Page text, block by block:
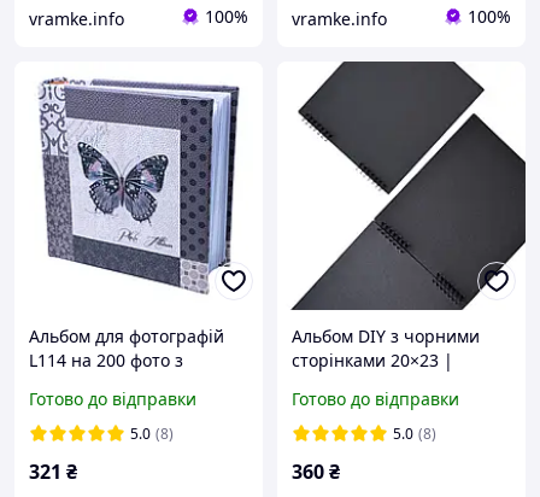
vramke.info 100% vramke.info 100%
Альбом для фотографій
L114 на 200 фото з
Готово до відправки
5.0 (8)
321 ₴
Альбом DIY з чорними
сторінками 20×23 |
40 сторінок | Чорний
фотоальбом
Готово до відправки
5.0 (8)
360₴